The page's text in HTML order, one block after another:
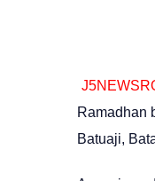
Ramadhan
Batuaji,